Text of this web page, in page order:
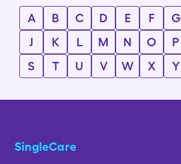
A B C D E F G
J
K L M N O P
S
T U V W X Y
SingleCare